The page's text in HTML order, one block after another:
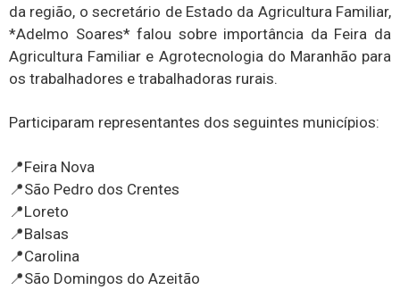
da região, o secretário de Estado da Agricultura Familiar,
*Adelmo Soares* falou sobre importância da Feira da
Agricultura Familiar e Agrotecnologia do Maranhão para
os trabalhadores e trabalhadoras rurais.
Participaram representantes dos seguintes municípios:
📍Feira Nova
📍São Pedro dos Crentes
📍Loreto
📍Balsas
📍Carolina
📍São Domingos do Azeitão